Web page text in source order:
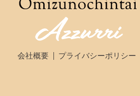
会社概要 プライバシーポリシー